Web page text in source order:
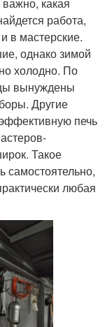
какая
работа,
в мастерские.
однако зимой
холодно. По
вынуждены
Другие
печь
Такое
самостоятельно,
любая